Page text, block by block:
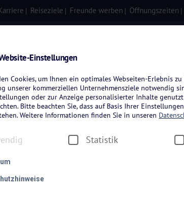
Reiseziele Freunde werben Öffnungszeiten
Einstellungen
Cookies, um Ihnen ein optimales Webseiten-Erlebnis
unserer kommerziellen Unternehmensziele notwendig
oder zur Anzeige personalisierter Inhalte
Bitte beachten Sie, dass auf Basis Ihrer
Weitere Informationen finden Sie in unseren
Statistik